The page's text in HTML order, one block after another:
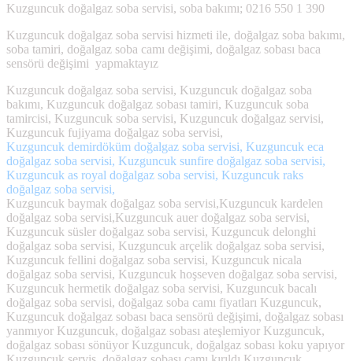
Kuzguncuk doğalgaz soba servisi, soba bakımı; 0216 550 1 390
Kuzguncuk doğalgaz soba servisi hizmeti ile, doğalgaz soba bakımı,
soba tamiri, doğalgaz soba camı değişimi, doğalgaz sobası baca
sensörü değişimi yapmaktayız
Kuzguncuk doğalgaz soba servisi, Kuzguncuk doğalgaz soba
bakımı, Kuzguncuk doğalgaz sobası tamiri, Kuzguncuk soba
tamircisi, Kuzguncuk soba servisi, Kuzguncuk doğalgaz servisi,
Kuzguncuk fujiyama doğalgaz soba servisi,
Kuzguncuk demirdöküm doğalgaz soba servisi, Kuzguncuk eca
doğalgaz soba servisi, Kuzguncuk sunfire doğalgaz soba servisi,
Kuzguncuk as royal doğalgaz soba servisi, Kuzguncuk raks
doğalgaz soba servisi,
Kuzguncuk baymak doğalgaz soba servisi,Kuzguncuk kardelen
doğalgaz soba servisi,Kuzguncuk auer doğalgaz soba servisi,
Kuzguncuk süsler doğalgaz soba servisi, Kuzguncuk delonghi
doğalgaz soba servisi, Kuzguncuk arçelik doğalgaz soba servisi,
Kuzguncuk fellini doğalgaz soba servisi, Kuzguncuk nicala
doğalgaz soba servisi, Kuzguncuk hoşseven doğalgaz soba servisi,
Kuzguncuk hermetik doğalgaz soba servisi, Kuzguncuk bacalı
doğalgaz soba servisi, doğalgaz soba camı fiyatları Kuzguncuk,
Kuzguncuk doğalgaz sobası baca sensörü değişimi, doğalgaz sobası
yanmıyor Kuzguncuk, doğalgaz sobası ateşlemiyor Kuzguncuk,
doğalgaz sobası sönüyor Kuzguncuk, doğalgaz sobası koku yapıyor